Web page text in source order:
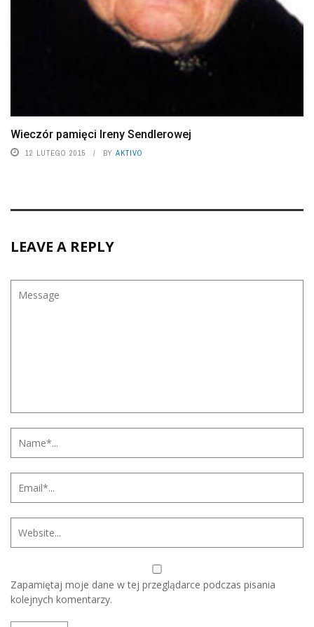
Wieczór pamięci Ireny Sendlerowej
12 LUTEGO 2015 BY AKTIVO
LEAVE A REPLY
Zapamiętaj moje dane w tej przeglądarce podczas pisania
kolejnych komentarzy.